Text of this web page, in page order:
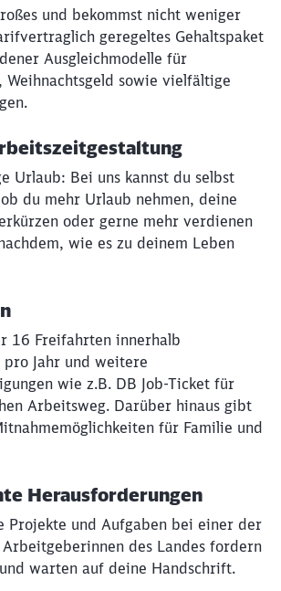
und bekommst nicht weniger
geregeltes Gehaltspaket
Ausgleichmodelle für
Weihnachtsgeld sowie vielfältige
Urlaub: Bei uns kannst du selbst
du mehr Urlaub nehmen, deine
oder gerne mehr verdienen
wie es zu deinem Leben
16 Freifahrten innerhalb
pro Jahr und weitere
wie z.B. DB Job-Ticket für
Arbeitsweg. Darüber hinaus gibt
für Familie und
Herausforderungen
Projekte und Aufgaben bei einer der
des Landes fordern
warten auf deine Handschrift.
Sie zuweitergeleitet
Weiter